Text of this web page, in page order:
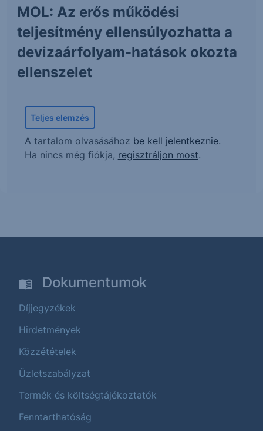
MOL: Az erős működési
teljesítmény ellensúlyozhatta a
devizaárfolyam-hatások okozta
ellenszelet
Teljes elemzés
A tartalom olvasásához be kell jelentkeznie.
Ha nincs még fiókja, regisztráljon most.
Dokumentumok
Díjjegyzékek
Hirdetmények
Közzétételek
Üzletszabályzat
Termék és költségtájékoztatók
Fenntarthatóság